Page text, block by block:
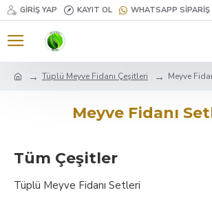
GIRIŞ YAP KAYIT OL WHATSAPP SIPARIŞ
Tüplü Meyve Fidanı Çeşitleri Meyve
Meyve Fidanı
Tüm Çeşitler
Tüplü Meyve Fidanı Setleri